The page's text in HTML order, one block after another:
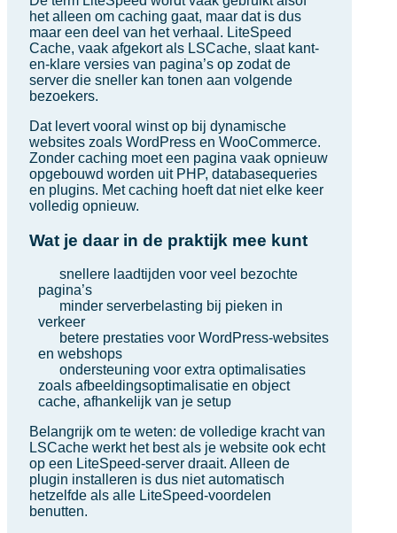
het alleen om caching gaat, maar dat is dus
maar een deel van het verhaal. LiteSpeed
Cache, vaak afgekort als LSCache, slaat kant-
en-klare versies van pagina’s op zodat de
server die sneller kan tonen aan volgende
bezoekers.
Dat levert vooral winst op bij dynamische
websites zoals WordPress en WooCommerce.
Zonder caching moet een pagina vaak opnieuw
opgebouwd worden uit PHP, databasequeries
en plugins. Met caching hoeft dat niet elke keer
volledig opnieuw.
Wat je daar in de praktijk mee kunt
snellere laadtijden voor veel bezochte
pagina’s
minder serverbelasting bij pieken in
verkeer
betere prestaties voor WordPress-websites
en webshops
ondersteuning voor extra optimalisaties
zoals afbeeldingsoptimalisatie en object
cache, afhankelijk van je setup
Belangrijk om te weten: de volledige kracht van
LSCache werkt het best als je website ook echt
op een LiteSpeed-server draait. Alleen de
plugin installeren is dus niet automatisch
hetzelfde als alle LiteSpeed-voordelen
benutten.